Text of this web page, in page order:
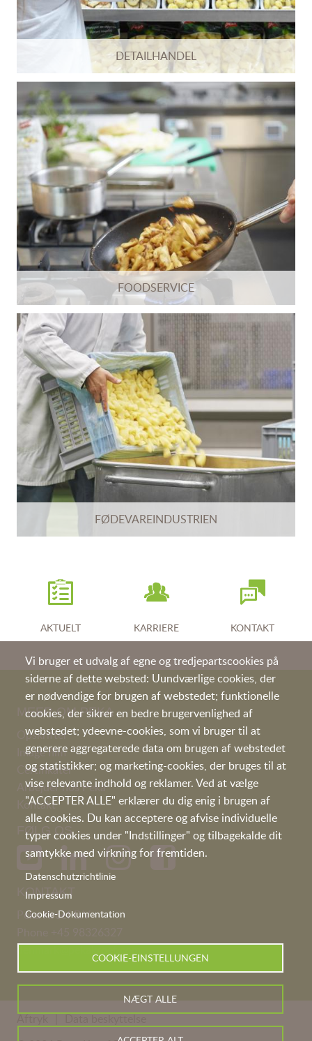
DETAILHANDEL
FOODSERVICE
FØDEVAREINDUSTRIEN
AKTUELT KARRIERE KONTAKT
Vi bruger et udvalg af egne og tredjepartscookies på
siderne af dette websted: Uundværlige cookies, der
er nødvendige for brugen af webstedet; funktionelle
cookies, der sikrer en bedre brugervenlighed af
webstedet; ydeevne-cookies, som vi bruger til at
generere aggregaterede data om brugen af webstedet
og statistikker; og marketing-cookies, der bruges til at
vise relevante indhold og reklamer. Ved at vælge
"ACCEPTER ALLE" erklærer du dig enig i brugen af
alle cookies. Du kan acceptere og afvise individuelle
typer cookies under "Indstillinger" og tilbagekalde dit
samtykke med virkning for fremtiden.
Datenschutzrichtlinie
Impressum
Cookie-Dokumentation
COOKIE-EINSTELLUNGEN
NÆGT ALLE
MEER OM PEKA
Opskrifter
mage film
Certifikater
Arbejder hos Peka
Kontakt
FØLG OS
KONTAKT
Peka Kroef B.V
denmark@pekakroef.com
Aftryk
Data beskyttelse